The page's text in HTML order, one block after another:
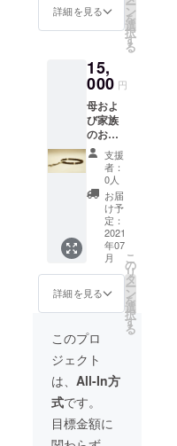
お手
玉・自
宅の飼
写真お
よびリ
フォー
ム状況
の報告
を支援
者の皆
様にご
報告さ
せてい
ただき
ます。
（リ
フォー
ムの状
況の写
真3枚、
た数珠
玉を
使った
お手玉2
個、自
宅の飼
い猫の
写真3
詳細を見る ー
ン
を
選
択
す
る
15,
000 円
母およ
び家族
のお礼
の気持
ちを直
筆の手
紙にて
お伝え
させて
いただ
きま
す。 リ
フォー
ム状況
の報告
および
数珠玉
のブレ
スレッ
ト・自
宅の飼
い猫の
写真を
支援者
支援
者：
0人
お届
け予
定：
2021
年07
月
詳細を見る
こ
の
リ
タ
ー
ン
を
選
択
す
る
このプロ
ジェクト
は、 All-In方
式です。
目標金額に